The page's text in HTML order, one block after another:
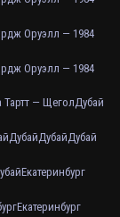
Оруэлл — 1984
Оруэлл — 1984
— ЩеголДубай
ДубайДубайДубай
Екатеринбург
Екатеринбург